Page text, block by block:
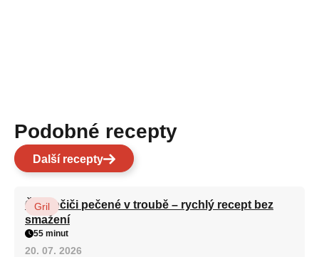
Podobné recepty
Další recepty
Čevabčiči pečené v troubě – rychlý recept bez
smažení
Gril
55 minut
20. 07. 2026